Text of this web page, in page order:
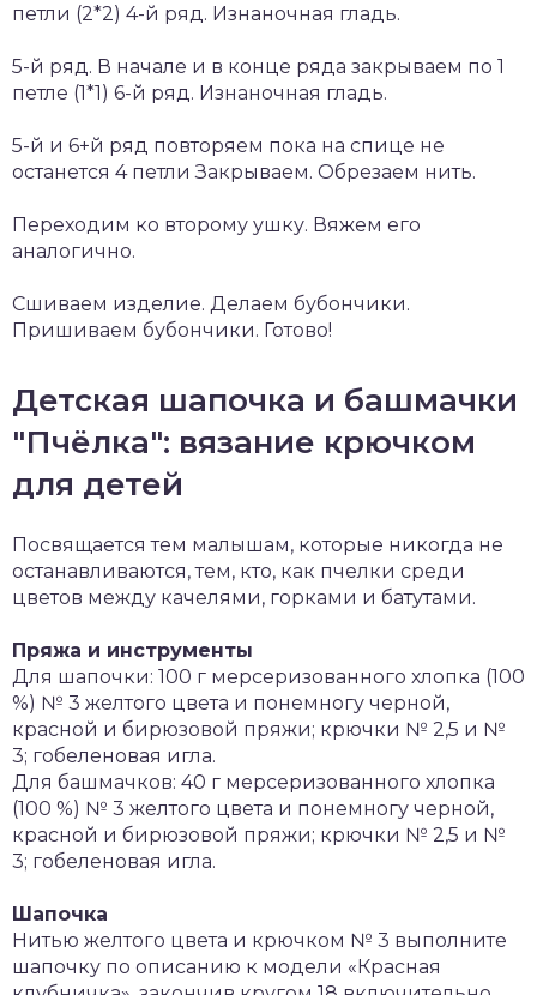
петли (2*2) 4-й ряд. Изнаночная гладь.
5-й ряд. В начале и в конце ряда закрываем по 1
петле (1*1) 6-й ряд. Изнаночная гладь.
5-й и 6+й ряд повторяем пока на спице не
останется 4 петли Закрываем. Обрезаем нить.
Переходим ко второму ушку. Вяжем его
аналогично.
Сшиваем изделие. Делаем бубончики.
Пришиваем бубончики. Готово!
Детская шапочка и башмачки
"Пчёлка": вязание крючком
для детей
Посвящается тем малышам, которые никогда не
останавливаются, тем, кто, как пчелки среди
цветов между качелями, горками и батутами.
Пряжа и инструменты
Для шапочки: 100 г мерсеризованного хлопка (100
%) № 3 желтого цвета и понемногу черной,
красной и бирюзовой пряжи; крючки № 2,5 и №
3; гобеленовая игла.
Для башмачков: 40 г мерсеризованного хлопка
(100 %) № 3 желтого цвета и понемногу черной,
красной и бирюзовой пряжи; крючки № 2,5 и №
3; гобеленовая игла.
Шапочка
Нитью желтого цвета и крючком № 3 выполните
шапочку по описанию к модели «Красная